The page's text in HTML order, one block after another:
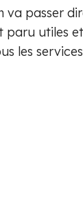
va passer
utiles
les